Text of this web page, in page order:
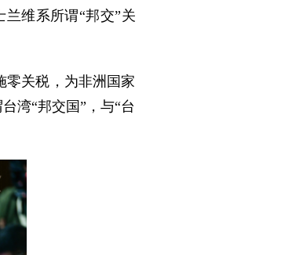
维系所谓“邦交”关
零关税，为非洲国家
湾“邦交国”，与“台